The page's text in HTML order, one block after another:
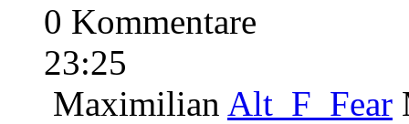
0 Kommentare
23:25
Maximilian Alt_F_Fear